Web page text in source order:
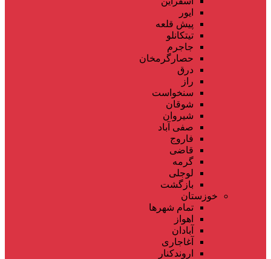
ایور
پیش قلعه
تیتکانلو
جاجرم
حصارگرمخان
درق
راز
سنخواست
شوقان
شیروان
صفی آباد
فاروج
قاضی
گرمه
لوجلی
بازگشت
خوزستان
تمام شهر‌ها
اهواز
آبادان
آغاجاری
اروندکنار